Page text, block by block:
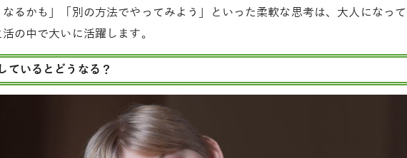
るかも」「別の方法でやってみよう」といった柔軟な思考は、大人になって
の中で大いに活躍します。
ているとどうなる？